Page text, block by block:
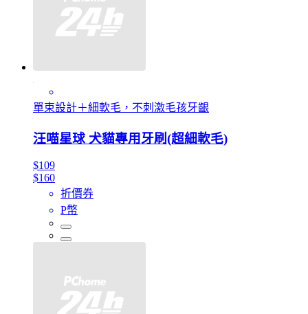
單束設計＋細軟毛，不刺激毛孩牙齦
汪喵星球 犬貓專用牙刷(超細軟毛)
$109
$160
折價券
P幣